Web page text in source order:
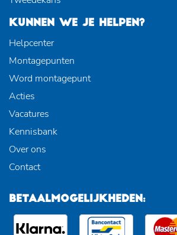
KUNNEN WE JE HELPEN?
Helpcenter
Montagepunten
Word montagepunt
Acties
Vacatures
Kennisbank
Over ons
Contact
BETAALMOGELIJKHEDEN: